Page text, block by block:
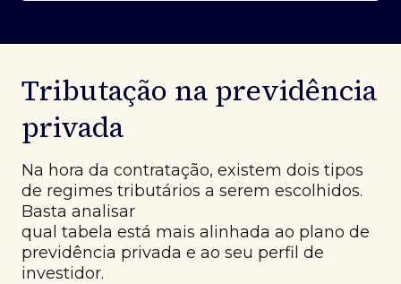
Tributação na previdência
privada
Na hora da contratação, existem dois tipos
de regimes tributários a serem escolhidos.
Basta analisar
qual tabela está mais alinhada ao plano de
previdência privada e ao seu perfil de
investidor.